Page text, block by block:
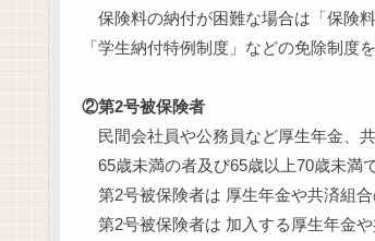
保険料の納付が困難な場合は「保険
「学生納付特例制度」などの免除制度
②第2号被保険者
民間会社員や公務員など厚生年金、
65歳未満の者及び65歳以上70歳未満
第2号被保険者は 厚生年金や共済組合
第2号被保険者は 加入する厚生年金や